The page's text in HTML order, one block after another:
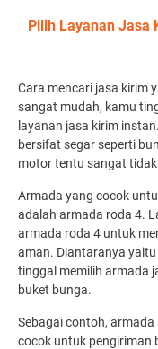
Pilih Layanan Jasa
Cara mencari jasa kirim
sangat mudah, kamu
layanan jasa kirim
bersifat segar seperti
motor tentu sangat
Armada yang cocok
adalah armada roda 4.
armada roda 4 untuk
aman. Diantaranya
tinggal memilih armada
buket bunga.
Sebagai contoh,
cocok untuk pengiriman